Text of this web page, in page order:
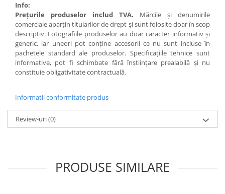
Info:
Preţurile produselor includ TVA. Mărcile şi denumirile
comerciale aparţin titularilor de drept şi sunt folosite doar în scop
descriptiv. Fotografiile produselor au doar caracter informativ şi
generic, iar uneori pot conţine accesorii ce nu sunt incluse în
pachetele standard ale produselor. Specificaţiile tehnice sunt
informative, pot fi schimbate fără înştiinţare prealabilă şi nu
constituie obligativitate contractuală.
Informatii conformitate produs
Review-uri(0)
PRODUSE SIMILARE